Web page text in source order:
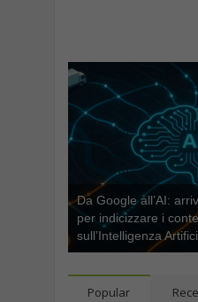
Da Google all’AI:
per indicizzare i
sull’Intelligenza
Popular